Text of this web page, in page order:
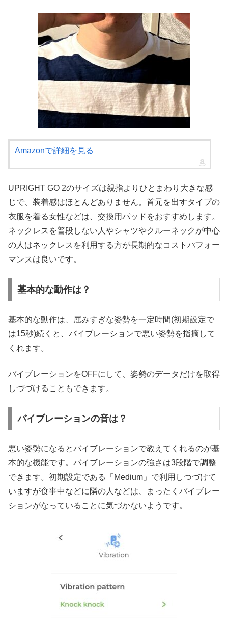
Amazonで詳細を見る
UPRIGHT GO 2のサイズは親指よりひとまわり大きな感
じで、装着感はほとんどありません。首元を出すタイプの
衣服を着る女性などは、交換用パッドをおすすめします。
ネックレスを普段しない人やシャツやクルーネックが中心
の人はネックレスを利用する方が長期的なコストパフォー
マンスは良いです。
基本的な動作は？
基本的な動作は、屈みすぎな姿勢を一定時間(初期設定で
は15秒)続くと、バイブレーションで悪い姿勢を指摘して
くれます。
バイブレーションをOFFにして、姿勢のデータだけを取得
しづづけることもできます。
バイブレーションの音は？
悪い姿勢になるとバイブレーションで教えてくれるのが基
本的な機能です。バイブレーションの強さは3段階で調整
できます。初期設定である「Medium」で利用しつづけて
いますが食事中などに隣の人などは、まったくバイブレー
ションがなっていることに気づかないようです。